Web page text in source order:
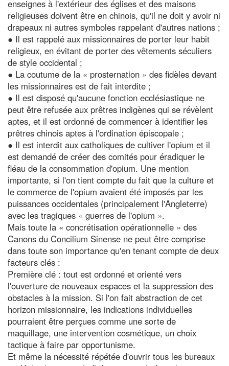
enseignes à l'extérieur des églises et des maisons
religieuses doivent être en chinois, qu'il ne doit y avoir ni
drapeaux ni autres symboles rappelant d'autres nations ;
● Il est rappelé aux missionnaires de porter leur habit
religieux, en évitant de porter des vêtements séculiers
de style occidental ;
● La coutume de la « prosternation » des fidèles devant
les missionnaires est de fait interdite ;
● Il est disposé qu'aucune fonction ecclésiastique ne
peut être refusée aux prêtres indigènes qui se révèlent
aptes, et il est ordonné de commencer à identifier les
prêtres chinois aptes à l'ordination épiscopale ;
● Il est interdit aux catholiques de cultiver l'opium et il
est demandé de créer des comités pour éradiquer le
fléau de la consommation d'opium. Une mention
importante, si l'on tient compte du fait que la culture et
le commerce de l'opium avaient été imposés par les
puissances occidentales (principalement l'Angleterre)
avec les tragiques « guerres de l'opium ».
Mais toute la « concrétisation opérationnelle » des
Canons du Concilium Sinense ne peut être comprise
dans toute son importance qu'en tenant compte de deux
facteurs clés :
Première clé : tout est ordonné et orienté vers
l'ouverture de nouveaux espaces et la suppression des
obstacles à la mission. Si l'on fait abstraction de cet
horizon missionnaire, les indications individuelles
pourraient être perçues comme une sorte de
maquillage, une intervention cosmétique, un choix
tactique à faire par opportunisme.
Et même la nécessité répétée d'ouvrir tous les bureaux